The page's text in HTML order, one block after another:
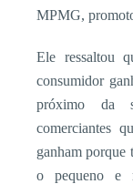
MPMG,
Ele ressaltou
consumidor
próximo da
comerciantes
ganham porque
o pequeno e